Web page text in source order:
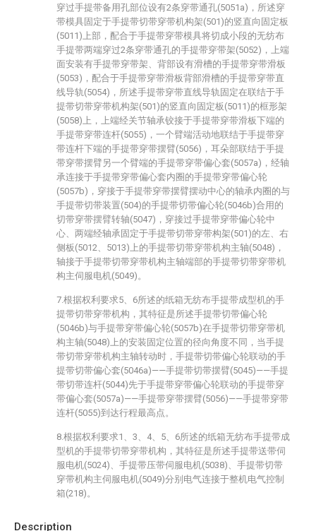
Description
穿过手提带备用孔部位设有2条穿带通孔(5051a)，所述穿
带模具固定于手提带切带穿带机构架(501)的竖直向固定板
(5011)上部，配合于手提带穿带模具将切成小段的无纺布
手提带两端穿过2条穿带通孔的手提带穿带架(5052)，上端
面安装有手提带穿带架、背部设有滑槽的手提带穿带滑板
(5053)，配合于手提带穿带滑板背部滑槽的手提带穿带直
线导轨(5054)，所述手提带穿带直线导轨固定在联结于手
提带切带穿带机构架(501)的竖直向固定板(5011)的框形架
(5058)上，上端经关节轴承铰接于手提带穿带滑板下端的
手提带穿带连杆(5055)，一个臂端活动地联结于手提带穿
带连杆下端的手提带穿带摆臂(5056)，耳朵部联结于手提
带穿带摆臂另一个臂端的手提带穿带偏心套(5057a)，经轴
承连接于手提带穿带偏心套内圈的手提带穿带偏心轮
(5057b)，穿接于手提带穿带摆臂摆动中心的轴承内圈的与
手提带切带装置(504)的手提带切带偏心轮(5046b)合用的
切带穿带摆臂转轴(5047)，穿接过手提带穿带偏心轮中
心、两端经轴承固定于手提带切带穿带构架(501)的左、右
侧板(5012、5013)上的手提带切带穿带机构主轴(5048)，
轴接于手提带切带穿带机构主轴端部的手提带切带穿带机
构主伺服电机(5049)。
7.根据权利要求5、6所述的纸箱无纺布手提带成型机的手
提带切带穿带机构，其特征是所述手提带切带偏心轮
(5046b)与手提带穿带偏心轮(5057b)在手提带切带穿带机
构主轴(5048)上的安装固定位置的径向角度不同，当手提
带切带穿带机构主轴转动时，手提带切带偏心轮联动的手
提带切带偏心套(5046a)——手提带切带摆臂(5045)——手提
带切带连杆(5044)先于手提带穿带偏心轮联动的手提带穿
带偏心套(5057a)——手提带穿带摆臂(5056)——手提带穿带
连杆(5055)到达行程最高点。
8.根据权利要求1、3、4、5、6所述的纸箱无纺布手提带成
型机的手提带切带穿带机构，其特征是所述手提带送带伺
服电机(5024)、手提带压带伺服电机(5038)、手提带切带
穿带机构主伺服电机(5049)分别电气连接于整机电气控制
箱(218)。